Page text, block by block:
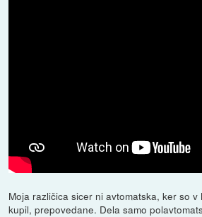
Moja različica sicer ni avtomatska, ker so v
kupil, prepovedane. Dela samo